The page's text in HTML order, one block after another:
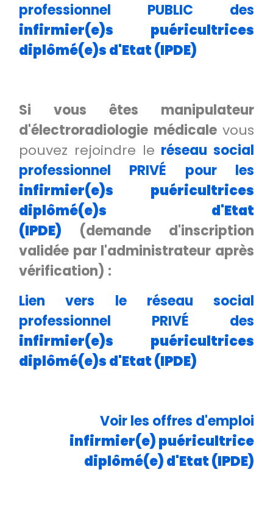
professionnel PUBLIC des
infirmier(e)s puéricultrices
diplômé(e)s d'Etat (IPDE)
Si vous êtes manipulateur
d'électroradiologie médicalevous
pouvez rejoindre le réseau social
professionnel PRIVÉ pour les
infirmier(e)s puéricultrices
diplômé(e)s d'Etat
(IPDE) (demande d'inscription
validée par l'administrateur après
vérification) :
Lien vers le réseau social
professionnel PRIVÉ des
infirmier(e)s puéricultrices
diplômé(e)s d'Etat (IPDE)
Voir les offres d'emploi
infirmier(e) puéricultrice
diplômé(e) d'Etat (IPDE)